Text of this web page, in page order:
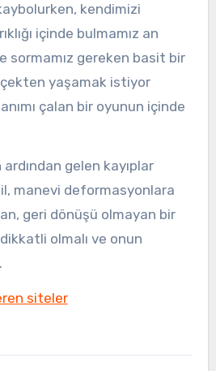
kendimizi
içinde bulmamız an
sormamız gereken basit bir
yaşamak istiyor
çalan bir oyunun içinde
gelen kayıplar
manevi deformasyonlara
geri dönüşü olmayan bir
olmalı ve onun
siteler